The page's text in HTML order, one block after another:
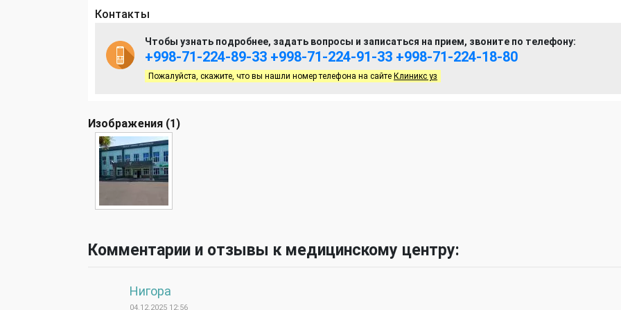
Контакты
Чтобы узнать подробнее, задать вопросы и записаться на прием, звоните по телефону:
+998-71-224-89-33 +998-71-224-91-33 +998-71-224-18-80
Пожалуйста, скажите, что вы нашли номер телефона на сайте Клиникс уз
Изображения (1)
Комментарии и отзывы к медицинскому центру:
Нигора
04.12.2025 12:56